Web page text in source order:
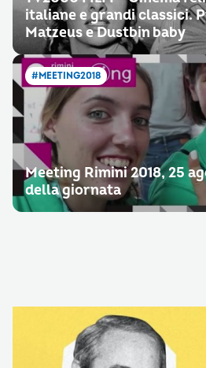
italiane e grandi classici.
Matzeus e Dustbin baby
#MEETING2018
Meeting Rimini 2018, 25
della giornata